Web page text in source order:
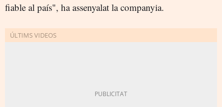
fiable al país", ha assenyalat la companyia.